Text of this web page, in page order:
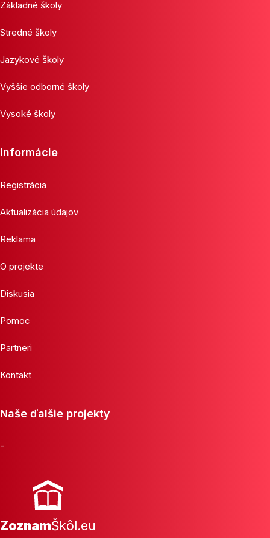
Základné školy
Stredné školy
Jazykové školy
Vyššie odborné školy
Vysoké školy
Informácie
Registrácia
Aktualizácia údajov
Reklama
O projekte
Diskusia
Pomoc
Partneri
Kontakt
Naše ďalšie projekty
-
ZoznamŠkôl.eu